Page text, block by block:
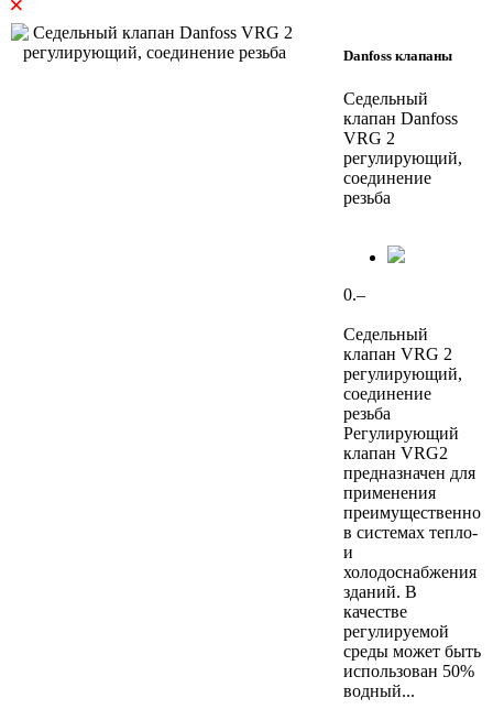
Danfoss клапаны
Седельный
клапан Danfoss
VRG 2
регулирующий,
соединение
резьба
0.–
Седельный
клапан VRG 2
регулирующий,
соединение
резьба
Регулирующий
клапан VRG2
предназначен для
применения
преимущественно
в системах тепло-
и
холодоснабжения
зданий. В
качестве
регулируемой
среды может быть
использован 50%
водный...